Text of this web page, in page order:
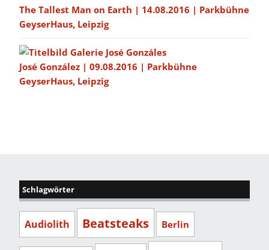
The Tallest Man on Earth | 14.08.2016 | Parkbühne
GeyserHaus, Leipzig
José González | 09.08.2016 | Parkbühne
GeyserHaus, Leipzig
Schlagwörter
Audiolith Beatsteaks Berlin